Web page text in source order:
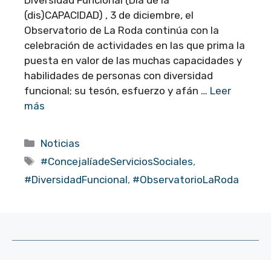
(dis)CAPACIDAD) , 3 de diciembre, el
Observatorio de La Roda continúa con la
celebración de actividades en las que prima la
puesta en valor de las muchas capacidades y
habilidades de personas con diversidad
funcional; su tesón, esfuerzo y afán … Leer
más
Categorías
Noticias
Etiquetas
#ConcejalíadeServiciosSociales,
#DiversidadFuncional, #ObservatorioLaRoda